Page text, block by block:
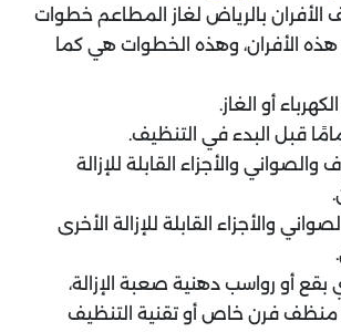
الأفران بالرياض لغاز المطاعم خطوات
الأفران، وهذه الخطوات هي كما
أو الغاز.
قبل البدء في التنظيف.
والصواني والأجزاء القابلة للإزالة
والأجزاء القابلة للإزالة الأخرى
بقع أو رواسب دهنية صعبة الإزالة،
منظف فرن خاص أو تقنية التنظيف